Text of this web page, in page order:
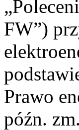
FW”)
Prawo
późn.